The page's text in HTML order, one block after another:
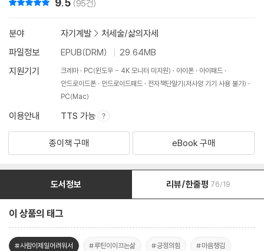
9.5 (95건)
분야 자기계발 > 처세술/삶의자세
파일정보
EPUB(DRM)
29.64MB
지원기기
크레마 PC(윈도우 - 4K 모니터 미지원) 아이폰
아이패드
안드로이드폰
안드로이드패드
전자책단말기(저사양 기기 사용 불가)
PC(Mac)
이용안내 TTS 가능
종이책 구매 eBook 구매
도서정보 리뷰/한줄평 76/19
이 상품의 태그
#사람이제일어려워서 #루틴이이끄는삶 #긍정의힘 #마음챙김